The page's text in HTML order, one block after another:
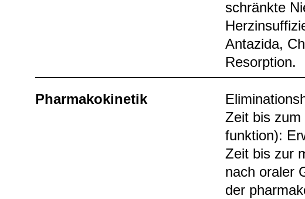
schränkte
Anta­zida,
Resorp­tion.
Phar­ma­ko­ki­ne­tik
Zeit bis
funk­tion):
Zeit bis zur
nach ora­ler
der